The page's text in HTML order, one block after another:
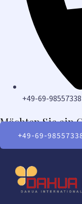
+49-69-98557338
Möchten Sie ein
+49-69-